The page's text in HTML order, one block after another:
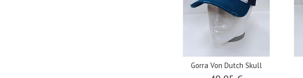
Gorra Von Dutch Skull